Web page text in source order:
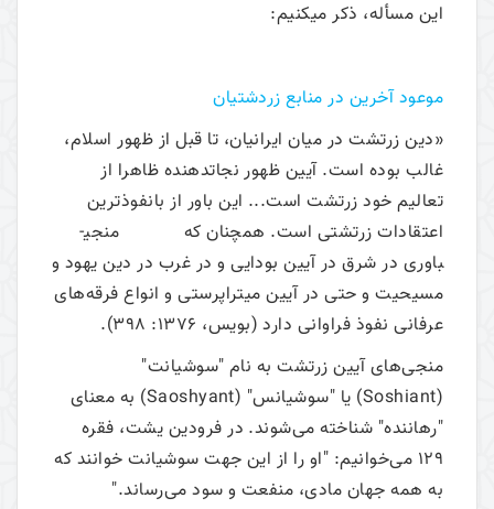
این مسأله، ذکر می­کنیم:
موعود آخرين در منابع‌ زردشتيان
«دین زرتشت در میان ایرانیان، تا قبل از ظهور اسلام،
غالب بوده است. آیین ظهور نجات­دهنده ظاهرا از
تعالیم خود زرتشت است... این باور از بانفوذترین
اعتقادات زرتشتی است. همچنان که منجی­
باوری در شرق در آیین بودایی و در غرب در دین یهود و
مسیحیت و حتی در آیین میتراپرستی و انواع فرقه‌های
عرفانی نفوذ فراوانی دارد (بویس، 1376: 398).
منجی‌های آیین زرتشت به نام "سوشیانت"
(Soshiant) یا "سوشیانس" (Saoshyant) به معنای
"رهاننده" شناخته می‌شوند. در فرودین یشت، فقره
129 می‌خوانیم: "او را از این جهت سوشیانت خوانند که
به همه جهان مادی، منفعت و سود می‌رساند."